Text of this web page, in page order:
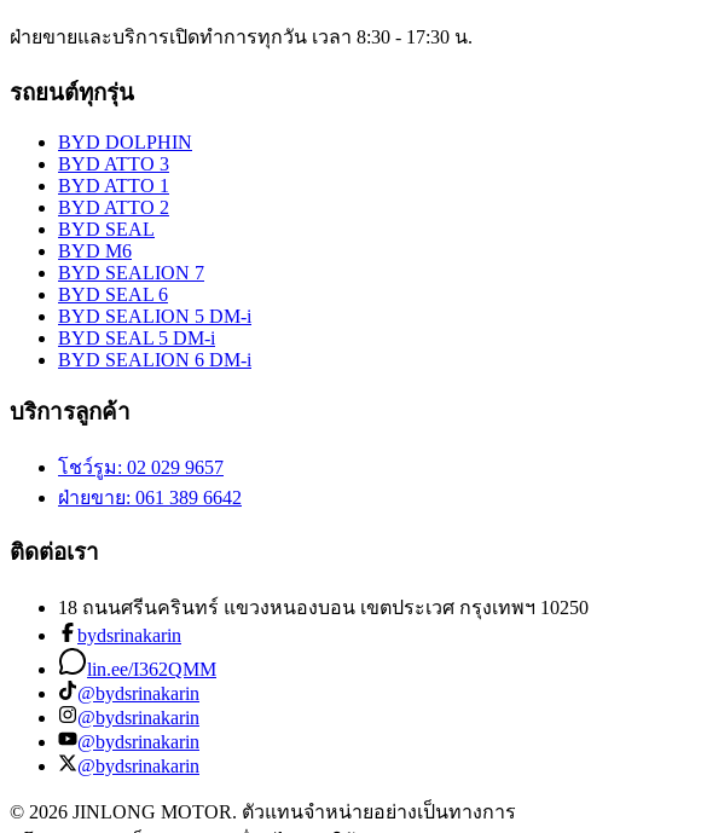
ฝ่ายขายและบริการเปิดทำการทุกวัน เวลา 8:30 - 17:30 น.
รถยนต์ทุกรุ่น
BYD DOLPHIN
BYD ATTO 3
BYD ATTO 1
BYD ATTO 2
BYD SEAL
BYD M6
BYD SEALION 7
BYD SEAL 6
BYD SEALION 5 DM-i
BYD SEAL 5 DM-i
BYD SEALION 6 DM-i
บริการลูกค้า
โชว์รูม: 02 029 9657
ฝ่ายขาย: 061 389 6642
ติดต่อเรา
18 ถนนศรีนครินทร์ แขวงหนองบอน เขตประเวศ กรุงเทพฯ 10250
bydsrinakarin
lin.ee/I362QMM
@bydsrinakarin
@bydsrinakarin
@bydsrinakarin
@bydsrinakarin
© 2026 JINLONG MOTOR. ตัวแทนจำหน่ายอย่างเป็นทางการ